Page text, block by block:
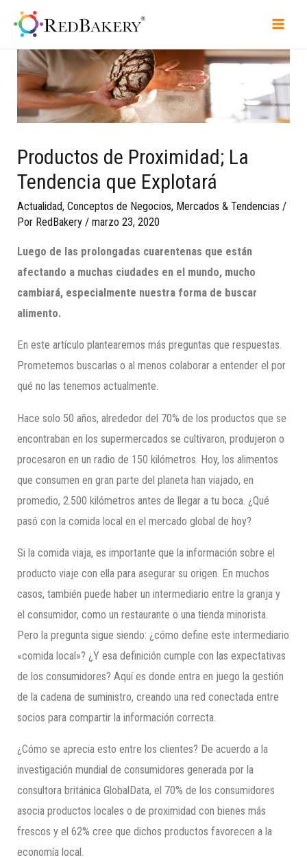
Productos de Proximidad; La
Tendencia que Explotará
Actualidad,Conceptos de Negocios, Mercados & Tendencias /
Por RedBakery /marzo 23, 2020
Luego de las prolongadas cuarentenas que están
afectando a muchas ciudades en el mundo, mucho
cambiará, especialmente nuestra forma de buscar
alimento.
En este artículo plantearemos más preguntas que respuestas.
Prometemos buscarlas o al menos colaborar a entender el por
qué no las tenemos actualmente.
Hace solo 50 años, alrededor del 70% de los productos que se
encontraban en los supermercados se cultivaron, produjeron o
procesaron en un radio de 150 kilómetros. Hoy, los alimentos
que consumen en gran parte del planeta han viajado, en
promedio, 2.500 kilómetros antes de llegar a tu boca. ¿Qué
pasó con la comida local en el mercado global de hoy?
Si la comida viaja, es importante que la información sobre el
producto viaje con ella para asegurar su origen. En muchos
casos, también puede haber un intermediario entre la granja y
el consumidor, como un restaurante o una tienda minorista.
Pero la pregunta sigue siendo: ¿cómo define este intermediario
«comida local»? ¿Y esa definición cumple con las expectativas
de los consumidores? Aquí es donde entra en juego la gestión
de la cadena de suministro, creando una red conectada entre
socios para compartir la información correcta.
¿Cómo se aprecia esto entre los clientes? De acuerdo a la
investigación mundial de consumidores generada por la
consultora británica GlobalData, el 70% de los consumidores
asocia productos locales o de proximidad con bienes más
frescos y el 62% cree que dichos productos favorecen a la
economía local.